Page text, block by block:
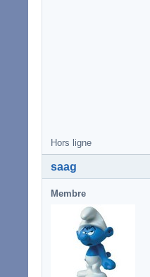
Hors ligne
saag
Membre